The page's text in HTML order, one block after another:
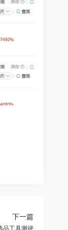
下一篇
品工具测评